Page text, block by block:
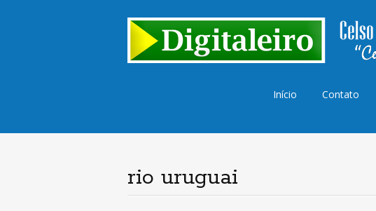
Saltar
Início Contato
rio uruguai